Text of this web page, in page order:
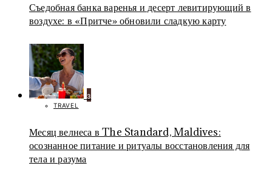
Съедобная банка варенья и десерт левитирующий в
воздухе: в «Притче» обновили сладкую карту
3
TRAVEL
Месяц велнеса в The Standard, Maldives:
осознанное питание и ритуалы восстановления для
тела и разума